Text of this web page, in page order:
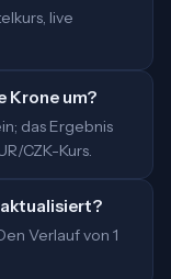
live
Krone um?
das Ergebnis
CZK-Kurs.
Verlauf von 1